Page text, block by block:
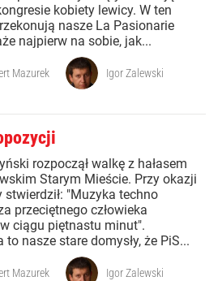
kobiety lewicy. W ten
nasze La Pasionarie
najpierw na sobie, jak...
Mazurek Igor Zalewski
rozpoczął walkę z hałasem
Starym Mieście. Przy okazji
stwierdził: "Muzyka techno
przeciętnego człowieka
ciągu piętnastu minut".
to nasze stare domysły, że PiS...
Mazurek Igor Zalewski